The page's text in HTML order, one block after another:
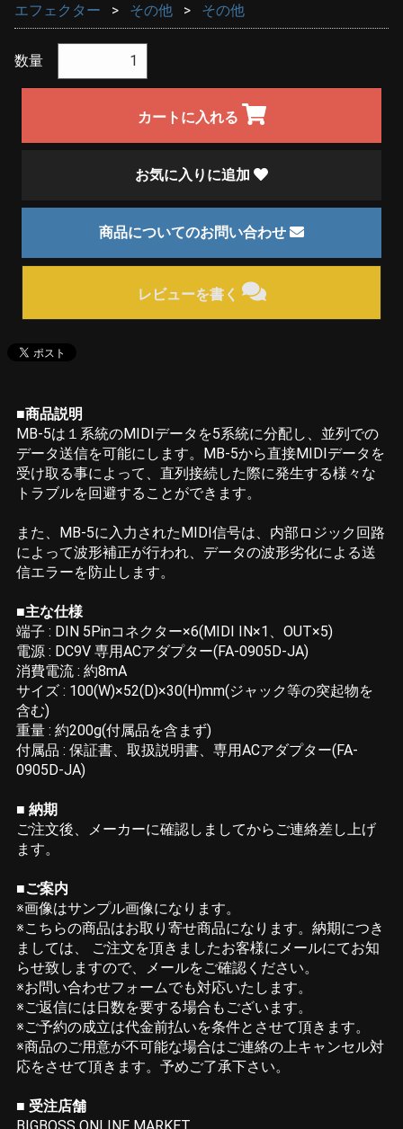
エフェクター
その他 その他
数量
カートに入れる
お気に入りに追加
商品についてのお問い合わせ
レビューを書く
■商品説明
MB-5は１系統のMIDIデータを5系統に分配し、並列での
データ送信を可能にします。MB-5から直接MIDIデータを
受け取る事によって、直列接続した際に発生する様々な
トラブルを回避することができます。
また、MB-5に入力されたMIDI信号は、内部ロジック回路
によって波形補正が行われ、データの波形劣化による送
信エラーを防止します。
■主な仕様
端子 : DIN 5Pinコネクター×6(MIDI IN×1、OUT×5)
電源 : DC9V 専用ACアダプター(FA-0905D-JA)
消費電流 : 約8mA
サイズ : 100(W)×52(D)×30(H)mm(ジャック等の突起物を
含む)
重量 : 約200g(付属品を含まず)
付属品 : 保証書、取扱説明書、専用ACアダプター(FA-
0905D-JA)
■ 納期
ご注文後、メーカーに確認しましてからご連絡差し上げ
ます。
■ご案内
※画像はサンプル画像になります。
※こちらの商品はお取り寄せ商品になります。納期につき
ましては、 ご注文を頂きましたお客様にメールにてお知
らせ致しますので、メールをご確認ください。
※お問い合わせフォームでも対応いたします。
※ご返信には日数を要する場合もございます。
※ご予約の成立は代金前払いを条件とさせて頂きます。
※商品のご用意が不可能な場合はご連絡の上キャンセル対
応をさせて頂きます。予めご了承下さい。
■ 受注店舗